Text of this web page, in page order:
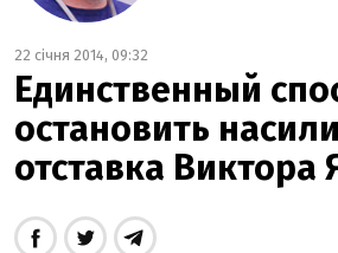
22 січня 2014, 09:32
Единственный
остановить
отставка Виктора